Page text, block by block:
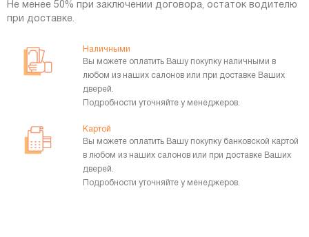
Не менее 50% при заключении договора, остаток водителю
при доставке.
Наличными
Вы можете оплатить Вашу покупку наличными в
любом из наших салонов или при доставке Ваших
дверей.
Подробности уточняйте у менеджеров.
Картой
Вы можете оплатить Вашу покупку банковской картой
в любом из наших салонов или при доставке Ваших
дверей.
Подробности уточняйте у менеджеров.